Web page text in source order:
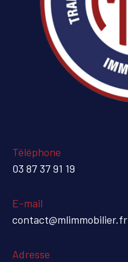
Téléphone
03 87 37 91 19
E-mail
contact@mlimmobilier.fr
Adresse